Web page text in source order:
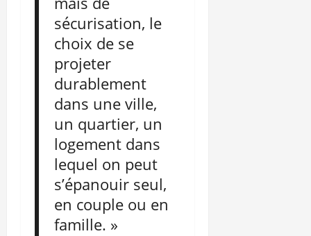
sécurisation, le
choix de se
projeter
durablement
dans une ville,
un quartier, un
logement dans
lequel on peut
s’épanouir seul,
en couple ou en
famille. »